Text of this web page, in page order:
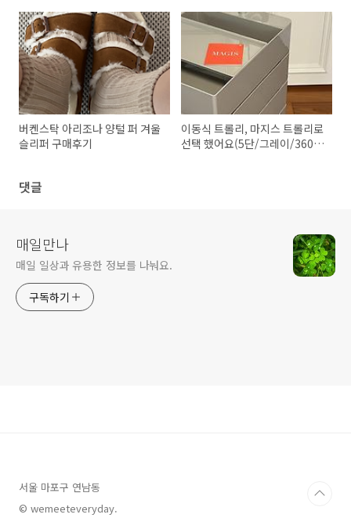
버켄스탁 아리조나 양털 퍼 겨울
슬리퍼 구매후기
이동식 트롤리, 마지스 트롤리로
선택 했어요(5단/그레이/360도
댓글
매일만나
매일 일상과 유용한 정보를 나눠요.
구독하기
서울 마포구 연남동
© wemeeteveryday.